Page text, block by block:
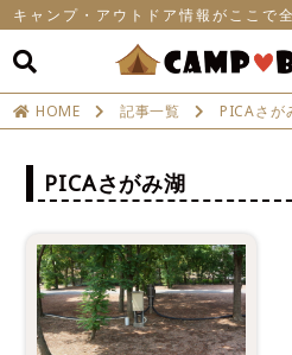
キャンプ・アウトドア情報がここで
HOME 記事一覧 PICAさが
PICAさがみ湖